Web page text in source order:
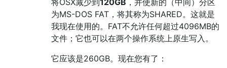
为MS-DOS FAT，将其称为SHARED。这就是
我现在使用的。FAT不允许任何超过4096MB的
文件；它也可以在两个操作系统上原生写入。
它应该是260GB。现在您有了：